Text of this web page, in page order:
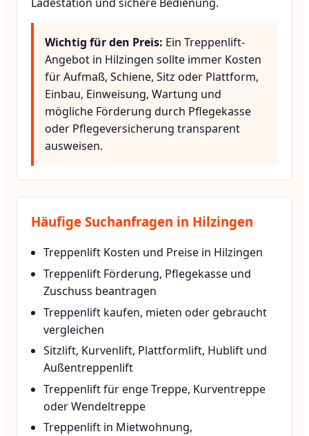
Wichtig für den Preis: Ein Treppenlift-
Angebot in Hilzingen sollte immer Kosten
für Aufmaß, Schiene, Sitz oder Plattform,
Einbau, Einweisung, Wartung und
mögliche Förderung durch Pflegekasse
oder Pflegeversicherung transparent
ausweisen.
Häufige Suchanfragen in Hilzingen
Treppenlift Kosten und Preise in Hilzingen
Treppenlift Förderung, Pflegekasse und
Zuschuss beantragen
Treppenlift kaufen, mieten oder gebraucht
vergleichen
Sitzlift, Kurvenlift, Plattformlift, Hublift und
Außentreppenlift
Treppenlift für enge Treppe, Kurventreppe
oder Wendeltreppe
Treppenlift in Mietwohnung,